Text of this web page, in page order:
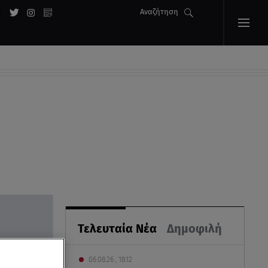
Αναζήτηση
Τελευταία Νέα Δημοφιλή
06.08.26 , 18:12